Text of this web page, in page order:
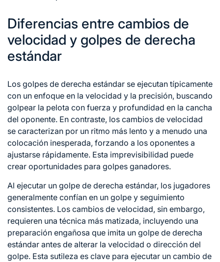
Diferencias entre cambios de
velocidad y golpes de derecha
estándar
Los golpes de derecha estándar se ejecutan típicamente
con un enfoque en la velocidad y la precisión, buscando
golpear la pelota con fuerza y profundidad en la cancha
del oponente. En contraste, los cambios de velocidad
se caracterizan por un ritmo más lento y a menudo una
colocación inesperada, forzando a los oponentes a
ajustarse rápidamente. Esta imprevisibilidad puede
crear oportunidades para golpes ganadores.
Al ejecutar un golpe de derecha estándar, los jugadores
generalmente confían en un golpe y seguimiento
consistentes. Los cambios de velocidad, sin embargo,
requieren una técnica más matizada, incluyendo una
preparación engañosa que imita un golpe de derecha
estándar antes de alterar la velocidad o dirección del
golpe. Esta sutileza es clave para ejecutar un cambio de